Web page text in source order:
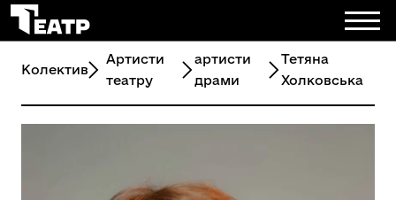
Колектив
Артисти
театру
артисти
драми
Тетяна
Холковська